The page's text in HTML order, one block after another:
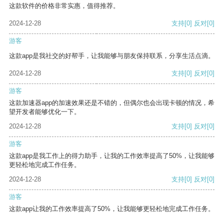
这款软件的价格非常实惠，值得推荐。
2024-12-28 支持[0] 反对[0]
游客
这款app是我社交的好帮手，让我能够与朋友保持联系，分享生活点滴。
2024-12-28 支持[0] 反对[0]
游客
这款加速器app的加速效果还是不错的，但偶尔也会出现卡顿的情况，希
望开发者能够优化一下。
2024-12-28
支持[0] 反对[0]
游客
这款app是我工作上的得力助手，让我的工作效率提高了50%，让我能够
更轻松地完成工作任务。
2024-12-28
支持[0] 反对[0]
游客
这款app让我的工作效率提高了50%，让我能够更轻松地完成工作任务。